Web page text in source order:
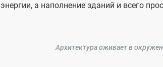
энергии, а наполнение зданий и всего
Архитектура оживает в